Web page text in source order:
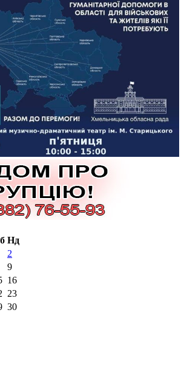
Нд
2
9
16
23
30